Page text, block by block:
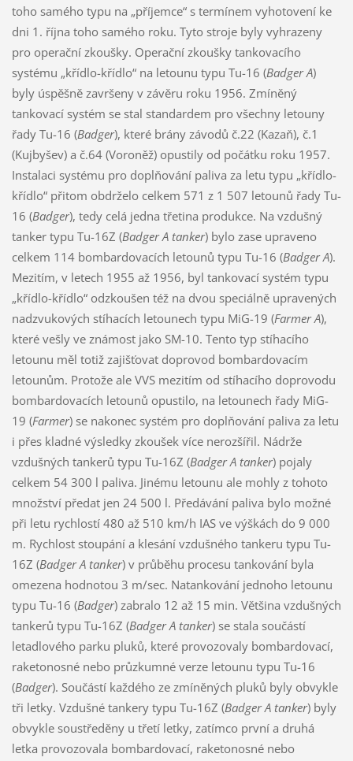
toho samého typu na „příjemce“ s termínem vyhotovení ke
dni 1. října toho samého roku. Tyto stroje byly vyhrazeny
pro operační zkoušky. Operační zkoušky tankovacího
systému „křídlo-křídlo“ na letounu typu Tu-16 (Badger A)
byly úspěšně završeny v závěru roku 1956. Zmíněný
tankovací systém se stal standardem pro všechny letouny
řady Tu-16 (Badger), které brány závodů č.22 (Kazaň), č.1
(Kujbyšev) a č.64 (Voroněž) opustily od počátku roku 1957.
Instalaci systému pro doplňování paliva za letu typu „křídlo-
křídlo“ přitom obdrželo celkem 571 z 1 507 letounů řady Tu-
16 (Badger), tedy celá jedna třetina produkce. Na vzdušný
tanker typu Tu-16Z (Badger A tanker) bylo zase upraveno
celkem 114 bombardovacích letounů typu Tu-16 (Badger A).
Mezitím, v letech 1955 až 1956, byl tankovací systém typu
„křídlo-křídlo“ odzkoušen též na dvou speciálně upravených
nadzvukových stíhacích letounech typu MiG-19 (Farmer A),
které vešly ve známost jako SM-10. Tento typ stíhacího
letounu měl totiž zajišťovat doprovod bombardovacím
letounům. Protože ale VVS mezitím od stíhacího doprovodu
bombardovacích letounů opustilo, na letounech řady MiG-
19 (Farmer) se nakonec systém pro doplňování paliva za letu
i přes kladné výsledky zkoušek více nerozšířil. Nádrže
vzdušných tankerů typu Tu-16Z (Badger A tanker) pojaly
celkem 54 300 l paliva. Jinému letounu ale mohly z tohoto
množství předat jen 24 500 l. Předávání paliva bylo možné
při letu rychlostí 480 až 510 km/h IAS ve výškách do 9 000
m. Rychlost stoupání a klesání vzdušného tankeru typu Tu-
16Z (Badger A tanker) v průběhu procesu tankování byla
omezena hodnotou 3 m/sec. Natankování jednoho letounu
typu Tu-16 (Badger) zabralo 12 až 15 min. Většina vzdušných
tankerů typu Tu-16Z (Badger A tanker) se stala součástí
letadlového parku pluků, které provozovaly bombardovací,
raketonosné nebo průzkumné verze letounu typu Tu-16
(Badger). Součástí každého ze zmíněných pluků byly obvykle
tři letky. Vzdušné tankery typu Tu-16Z (Badger A tanker) byly
obvykle soustředěny u třetí letky, zatímco první a druhá
letka provozovala bombardovací, raketonosné nebo